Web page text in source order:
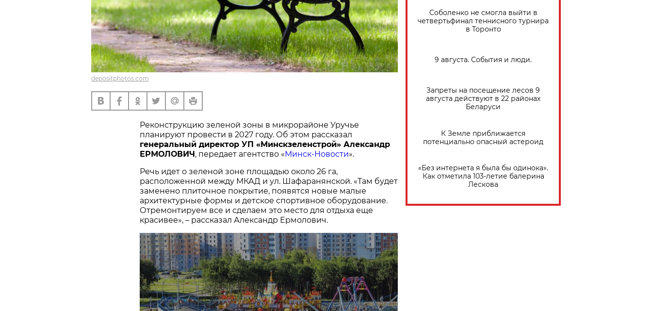
depositphotos.com
Реконструкцию зеленой зоны в микрорайоне Уручье
планируют провести в 2027 году. Об этом рассказал
генеральный директор УП «Минскзеленстрой» Александр
ЕРМОЛОВИЧ , передает агентство « Минск-Новости».
Речь идет о зеленой зоне площадью около 26 га,
расположенной между МКАД и ул. Шафаранянской. «Там будет
заменено плиточное покрытие, появятся новые малые
архитектурные формы и детское спортивное оборудование.
Отремонтируем все и сделаем это место для отдыха еще
красивее», – рассказал Александр Ермолович.
Соболенко не смогла выйти в
четвертьфинал теннисного турнира
в Торонто
9 августа. События и люди.
Запреты на посещение лесов 9
августа действуют в 22 районах
Беларуси
К Земле приближается
потенциально опасный астероид
«Без интернета я была бы одинока».
Как отметила 103-летие балерина
Лескова